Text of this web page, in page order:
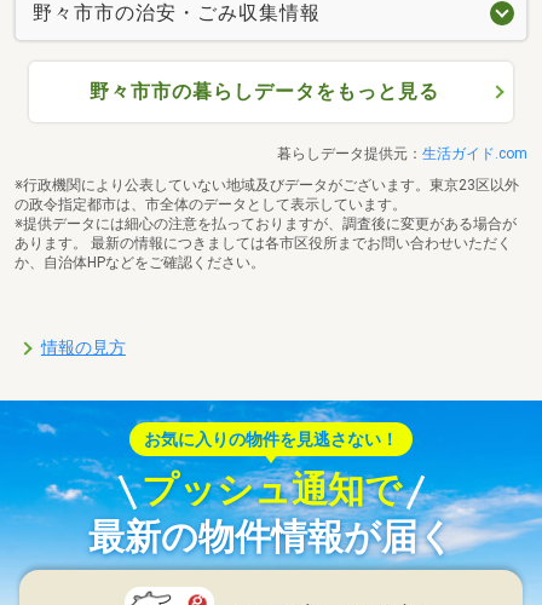
野々市市の治安・ごみ収集情報
野々市市の暮らしデータをもっと見る
暮らしデータ提供元： 生活ガイド.com
※行政機関により公表していない地域及びデータがございます。東京23区以外
の政令指定都市は、市全体のデータとして表示しています。
※提供データには細心の注意を払っておりますが、調査後に変更がある場合が
あります。 最新の情報につきましては各市区役所までお問い合わせいただく
か、自治体HPなどをご確認ください。
情報の見方
お気に入りの物件を見逃さない！
プッシュ通知で
最新の物件情報が届く